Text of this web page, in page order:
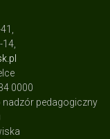
0000
pedagogiczny